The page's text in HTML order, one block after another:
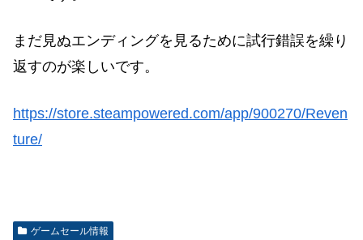
まだ見ぬエンディングを見るために試行錯誤を繰り
返すのが楽しいです。
https://store.steampowered.com/app/900270/Reven
ture/
ゲームセール情報